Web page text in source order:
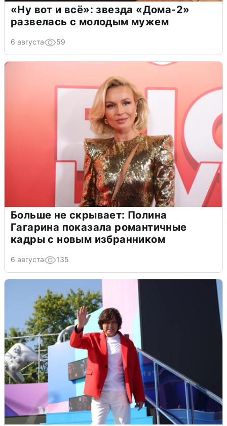
«Ну вот и всё»: звезда «Дома-2»
развелась с молодым мужем
6 августа 59
Больше не скрывает: Полина
Гагарина показала романтичные
кадры с новым избранником
6 августа 135